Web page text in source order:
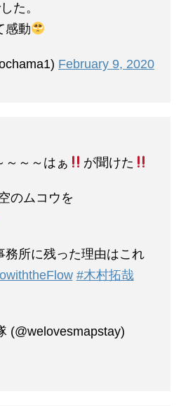
た。
感動
February 9, 2020
～～～はぁ が聞けた
のムコウを
務所に残った理由はこれ
#木村拓哉
(@welovesmapstay)